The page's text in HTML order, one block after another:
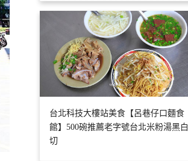
台北科技大樓站美食【呂巷仔口麵食
館】500碗推薦老字號台北米粉湯黑白
切